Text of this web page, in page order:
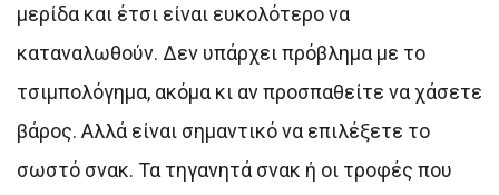
μερίδα και έτσι είναι ευκολότερο να
καταναλωθούν. Δεν υπάρχει πρόβλημα με το
τσιμπολόγημα, ακόμα κι αν προσπαθείτε να χάσετε
βάρος. Αλλά είναι σημαντικό να επιλέξετε το
σωστό σνακ. Τα τηγανητά σνακ ή οι τροφές που